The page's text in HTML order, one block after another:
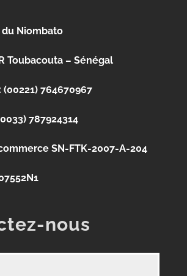
Niombato
Toubacouta – Sénégal
(00221) 764670967
787924314
SN-FTK-2007-A-204
nous